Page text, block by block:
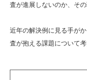
査が進展しないのか、そ
近年の解決例に見る手が
査が抱える課題について考